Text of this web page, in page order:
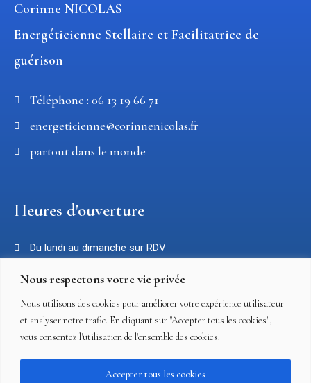
Nous respectons votre vie privée
Nous utilisons des cookies pour améliorer votre expérience utilisateur
et analyser notre trafic. En cliquant sur "Accepter tous les cookies",
vous consentez l'utilisation de l'ensemble des cookies.
Accepter tous les cookies
Corinne NICOLAS
Energéticienne Stellaire et Facilitatrice de
guérison
Téléphone : 06 13 19 66 71
energeticienne@corinnenicolas.fr
partout dans le monde
Heures d'ouverture
Du lundi au dimanche sur RDV
Liens utiles
Mentions légales